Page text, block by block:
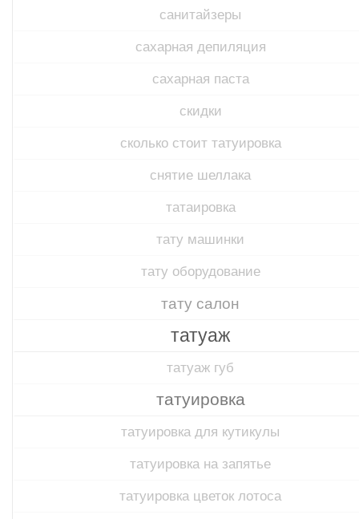
санитайзеры
сахарная депиляция
сахарная паста
скидки
сколько стоит татуировка
снятие шеллака
татаировка
тату машинки
тату оборудование
тату салон
татуаж
татуаж губ
татуировка
татуировка для кутикулы
татуировка на запятье
татуировка цветок лотоса